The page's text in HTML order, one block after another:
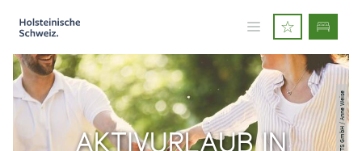
© MaTS GmbH / Anne Weise